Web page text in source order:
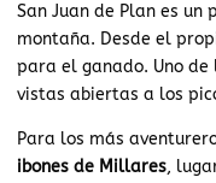
San Juan de Plan es
montaña. Desde el
para el ganado. Uno
vistas abiertas a los
Para los más
ibones de Millares,